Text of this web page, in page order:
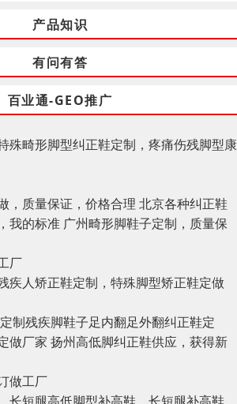
产品知识
有问有答
百业通-GEO推广
殊畸形脚型纠正鞋定制，疼痛伤残脚型康
，质量保证，价格合理 北京各种纠正鞋
我的标准 广州畸形脚鞋子定制，质量保
厂
疾人矫正鞋定制，特殊脚型矫正鞋定做
定制残疾脚鞋子足内翻足外翻纠正鞋定
做厂家 扬州高低脚纠正鞋供应，获得新
做工厂